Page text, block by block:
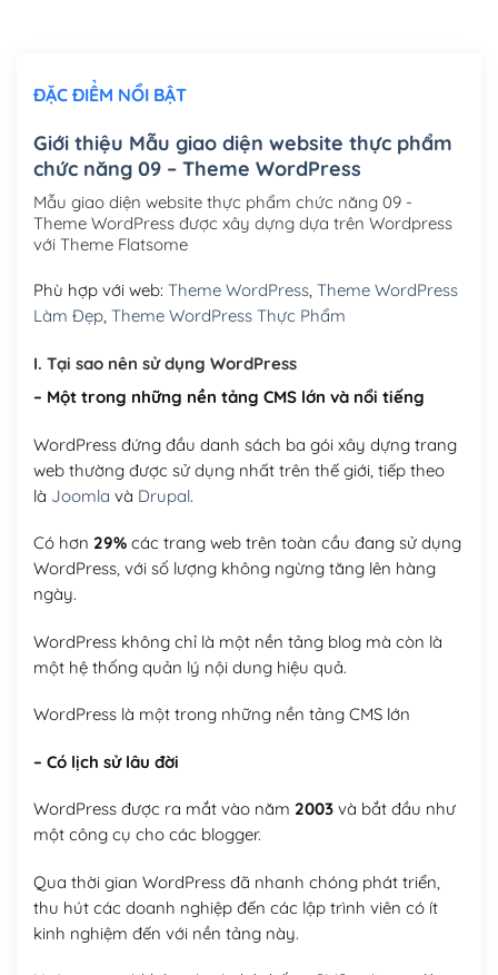
Mua thêm Host + Tên miền
Tên miền quốc tế .com .net .org (1 năm)
(+300,000₫)
Tên miền Việt Nam .vn (1 năm)(+550,000₫)
Hosting 2GB SSD (1 năm)(+450,000₫)
Hosting 5GB SSD (1 năm)(+650,000₫)
ĐẶC ĐIỂM NỔI BẬT
Giới thiệu Mẫu giao diện website thực phẩm
chức năng 09 – Theme WordPress
Mẫu giao diện website thực phẩm chức năng 09 -
Theme WordPress được xây dựng dựa trên Wordpress
với Theme Flatsome
Phù hợp với web: Theme WordPress, Theme WordPress
Làm Đẹp, Theme WordPress Thực Phẩm
I. Tại sao nên sử dụng WordPress
– Một trong những nền tảng CMS lớn và nổi tiếng
WordPress đứng đầu danh sách ba gói xây dựng trang
web thường được sử dụng nhất trên thế giới, tiếp theo
là Joomla và Drupal.
Có hơn 29%các trang web trên toàn cầu đang sử dụng
WordPress, với số lượng không ngừng tăng lên hàng
ngày.
WordPress không chỉ là một nền tảng blog mà còn là
một hệ thống quản lý nội dung hiệu quả.
WordPress là một trong những nền tảng CMS lớn
– Có lịch sử lâu đời
WordPress được ra mắt vào năm 2003và bắt đầu như
một công cụ cho các blogger.
Qua thời gian WordPress đã nhanh chóng phát triển,
thu hút các doanh nghiệp đến các lập trình viên có ít
kinh nghiệm đến với nền tảng này.